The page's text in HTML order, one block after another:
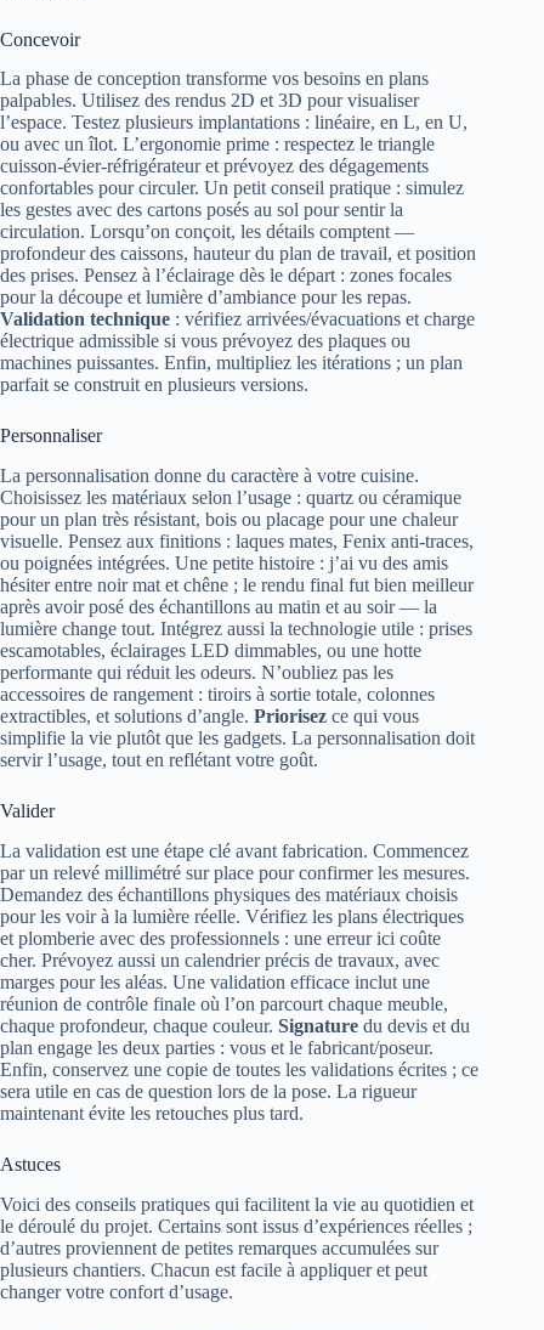
Concevoir
La phase de conception transforme vos besoins en plans
palpables. Utilisez des rendus 2D et 3D pour visualiser
l’espace. Testez plusieurs implantations : linéaire, en L, en U,
ou avec un îlot. L’ergonomie prime : respectez le triangle
cuisson-évier-réfrigérateur et prévoyez des dégagements
confortables pour circuler. Un petit conseil pratique : simulez
les gestes avec des cartons posés au sol pour sentir la
circulation. Lorsqu’on conçoit, les détails comptent —
profondeur des caissons, hauteur du plan de travail, et position
des prises. Pensez à l’éclairage dès le départ : zones focales
pour la découpe et lumière d’ambiance pour les repas.
Validation technique : vérifiez arrivées/évacuations et charge
électrique admissible si vous prévoyez des plaques ou
machines puissantes. Enfin, multipliez les itérations ; un plan
parfait se construit en plusieurs versions.
Personnaliser
La personnalisation donne du caractère à votre cuisine.
Choisissez les matériaux selon l’usage : quartz ou céramique
pour un plan très résistant, bois ou placage pour une chaleur
visuelle. Pensez aux finitions : laques mates, Fenix anti-traces,
ou poignées intégrées. Une petite histoire : j’ai vu des amis
hésiter entre noir mat et chêne ; le rendu final fut bien meilleur
après avoir posé des échantillons au matin et au soir — la
lumière change tout. Intégrez aussi la technologie utile : prises
escamotables, éclairages LED dimmables, ou une hotte
performante qui réduit les odeurs. N’oubliez pas les
accessoires de rangement : tiroirs à sortie totale, colonnes
extractibles, et solutions d’angle. Priorisez ce qui vous
simplifie la vie plutôt que les gadgets. La personnalisation doit
servir l’usage, tout en reflétant votre goût.
Valider
La validation est une étape clé avant fabrication. Commencez
par un relevé millimétré sur place pour confirmer les mesures.
Demandez des échantillons physiques des matériaux choisis
pour les voir à la lumière réelle. Vérifiez les plans électriques
et plomberie avec des professionnels : une erreur ici coûte
cher. Prévoyez aussi un calendrier précis de travaux, avec
marges pour les aléas. Une validation efficace inclut une
réunion de contrôle finale où l’on parcourt chaque meuble,
chaque profondeur, chaque couleur. Signature du devis et du
plan engage les deux parties : vous et le fabricant/poseur.
Enfin, conservez une copie de toutes les validations écrites ; ce
sera utile en cas de question lors de la pose. La rigueur
maintenant évite les retouches plus tard.
Astuces
Voici des conseils pratiques qui facilitent la vie au quotidien et
le déroulé du projet. Certains sont issus d’expériences réelles ;
d’autres proviennent de petites remarques accumulées sur
plusieurs chantiers. Chacun est facile à appliquer et peut
changer votre confort d’usage.